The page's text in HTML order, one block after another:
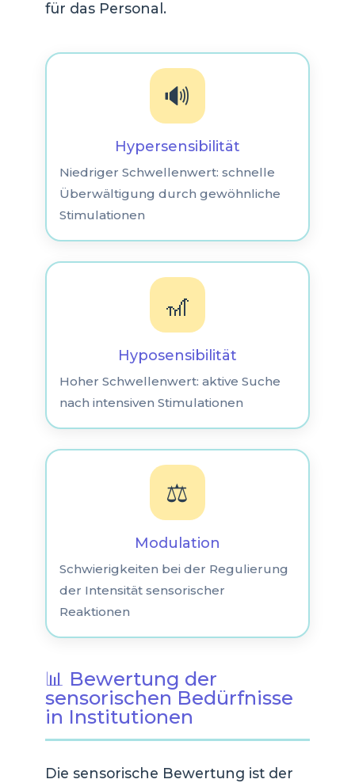
für das Personal.
🔊
Hypersensibilität
Niedriger Schwellenwert: schnelle
Überwältigung durch gewöhnliche
Stimulationen
🎢
Hyposensibilität
Hoher Schwellenwert: aktive Suche
nach intensiven Stimulationen
⚖️
Modulation
Schwierigkeiten bei der Regulierung
der Intensität sensorischer
Reaktionen
📊 Bewertung der
sensorischen Bedürfnisse
in Institutionen
Die sensorische Bewertung ist der